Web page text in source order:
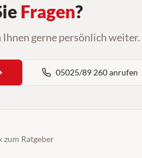
Fragen?
gerne persönlich weiter.
05025/89 260 anrufen
zum Ratgeber